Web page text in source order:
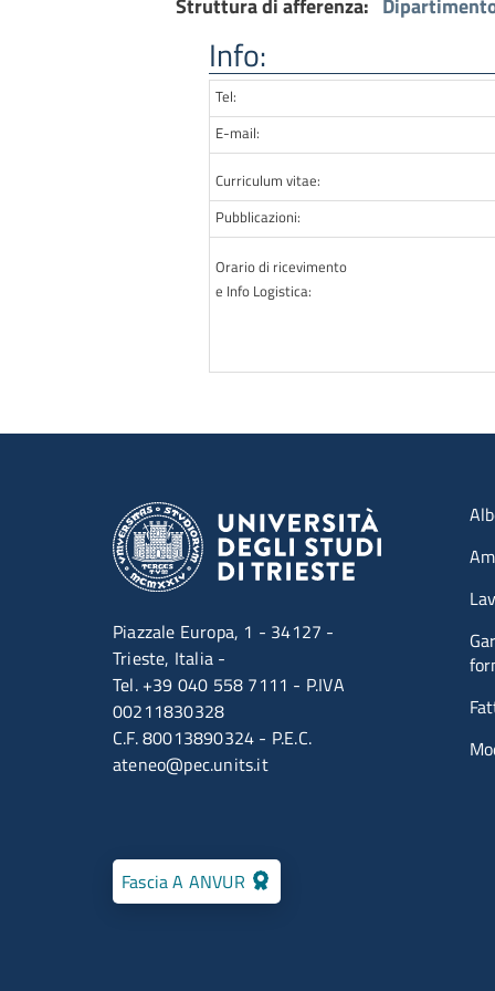
Struttura di afferenza:
Info:
Tel:
E-mail:
Curriculum vitae:
Pubblicazioni:
Orario di ricevimento
e Info Logistica:
Piazzale Europa, 1 - 34127 -
Trieste, Italia -
Tel. +39 040 558 7111 - P.IVA
00211830328
C.F. 80013890324 - P.E.C.
ateneo@pec.units.it
Fascia A ANVUR